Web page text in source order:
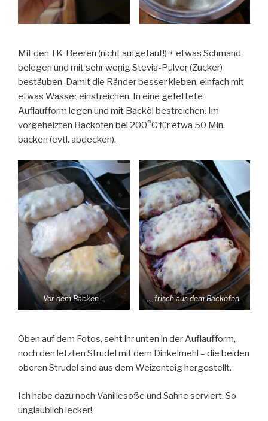
Mit den TK-Beeren (nicht aufgetaut!) + etwas Schmand
belegen und mit sehr wenig Stevia-Pulver (Zucker)
bestäuben. Damit die Ränder besser kleben, einfach mit
etwas Wasser einstreichen. In eine gefettete
Auflaufform legen und mit Backöl bestreichen. Im
vorgeheizten Backofen bei 200°C für etwa 50 Min.
backen (evtl. abdecken).
Vor dem Backen… … frisch aus dem Backofen.
Oben auf dem Fotos, seht ihr unten in der Auflaufform,
noch den letzten Strudel mit dem Dinkelmehl – die beiden
oberen Strudel sind aus dem Weizenteig hergestellt.
Ich habe dazu noch Vanillesoße und Sahne serviert. So
unglaublich lecker!